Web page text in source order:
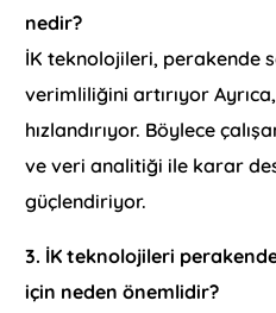
nedir?
İK teknolojileri, perakende
verimliliğini artırıyor
hızlandırıyor. Böylece
ve veri analitiği ile karar
güçlendiriyor.
3. İK teknolojileri
için neden önemlidir?